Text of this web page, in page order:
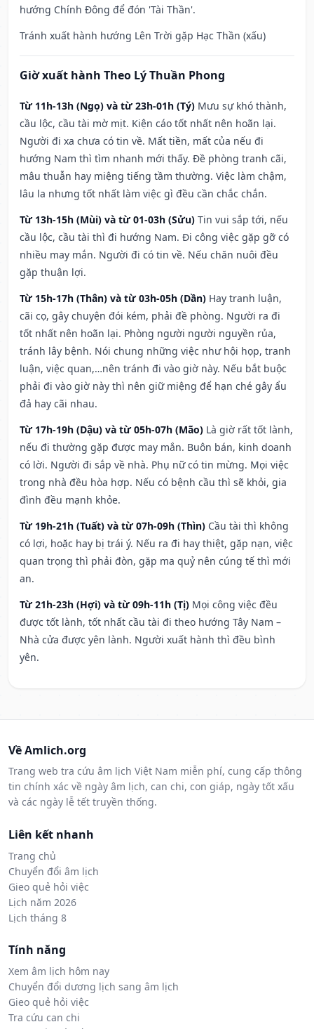
hướng Chính Đông để đón 'Tài Thần'.
Tránh xuất hành hướng Lên Trời gặp Hạc Thần (xấu)
Giờ xuất hành Theo Lý Thuần Phong
Từ 11h-13h (Ngọ) và từ 23h-01h (Tý) Mưu sự khó thành,
cầu lộc, cầu tài mờ mịt. Kiện cáo tốt nhất nên hoãn lại.
Người đi xa chưa có tin về. Mất tiền, mất của nếu đi
hướng Nam thì tìm nhanh mới thấy. Đề phòng tranh cãi,
mâu thuẫn hay miệng tiếng tầm thường. Việc làm chậm,
lâu la nhưng tốt nhất làm việc gì đều cần chắc chắn.
Từ 13h-15h (Mùi) và từ 01-03h (Sửu) Tin vui sắp tới, nếu
cầu lộc, cầu tài thì đi hướng Nam. Đi công việc gặp gỡ có
nhiều may mắn. Người đi có tin về. Nếu chăn nuôi đều
gặp thuận lợi.
Từ 15h-17h (Thân) và từ 03h-05h (Dần) Hay tranh luận,
cãi cọ, gây chuyện đói kém, phải đề phòng. Người ra đi
tốt nhất nên hoãn lại. Phòng người người nguyền rủa,
tránh lây bệnh. Nói chung những việc như hội họp, tranh
luận, việc quan,…nên tránh đi vào giờ này. Nếu bắt buộc
phải đi vào giờ này thì nên giữ miệng để hạn ché gây ẩu
đả hay cãi nhau.
Từ 17h-19h (Dậu) và từ 05h-07h (Mão) Là giờ rất tốt lành,
nếu đi thường gặp được may mắn. Buôn bán, kinh doanh
có lời. Người đi sắp về nhà. Phụ nữ có tin mừng. Mọi việc
trong nhà đều hòa hợp. Nếu có bệnh cầu thì sẽ khỏi, gia
đình đều mạnh khỏe.
Từ 19h-21h (Tuất) và từ 07h-09h (Thìn) Cầu tài thì không
có lợi, hoặc hay bị trái ý. Nếu ra đi hay thiệt, gặp nạn, việc
quan trọng thì phải đòn, gặp ma quỷ nên cúng tế thì mới
an.
Từ 21h-23h (Hợi) và từ 09h-11h (Tị) Mọi công việc đều
được tốt lành, tốt nhất cầu tài đi theo hướng Tây Nam –
Nhà cửa được yên lành. Người xuất hành thì đều bình
yên.
Về Amlich.org
Trang web tra cứu âm lịch Việt Nam miễn phí, cung cấp thông
tin chính xác về ngày âm lịch, can chi, con giáp, ngày tốt xấu
và các ngày lễ tết truyền thống.
Liên kết nhanh
Trang chủ
Chuyển đổi âm lịch
Gieo quẻ hỏi việc
Lịch năm 2026
Lịch tháng 8
Tính năng
Xem âm lịch hôm nay
Chuyển đổi dương lịch sang âm lịch
Gieo quẻ hỏi việc
Tra cứu can chi